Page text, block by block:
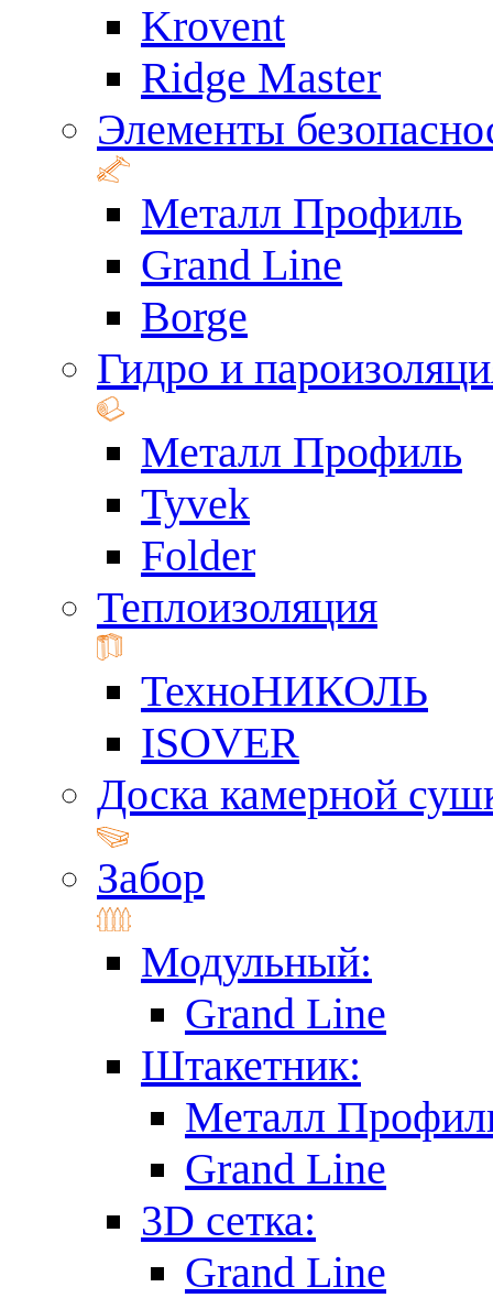
Krovent
Ridge Master
Элементы
Металл Профиль
Grand Line
Borge
Гидро и
Металл Профиль
Tyvek
Folder
Теплоизоляция
ТехноНИКОЛЬ
ISOVER
Доска камерной
Забор
Модульный:
Grand Line
Штакетник:
Металл
Grand Line
3D сетка:
Grand Line